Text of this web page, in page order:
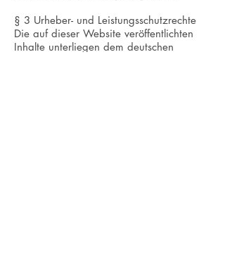
§ 3 Urheber- und Leistungsschutzrechte
Die auf dieser Website veröffentlichten
Inhalte unterliegen dem deutschen